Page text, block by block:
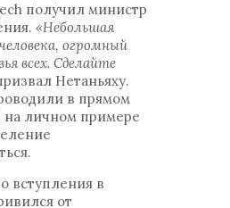
получил министр
«Небольшая
огромный
всех. Сделайте
Нетаньяху.
в прямом
на личном примере
вступления в
от